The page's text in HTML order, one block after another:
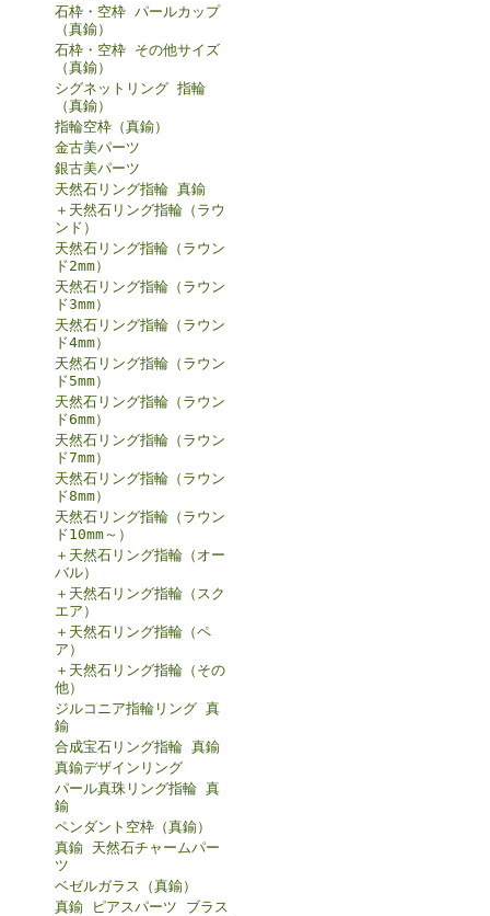
石枠・空枠 パールカップ
（真鍮）
石枠・空枠 その他サイズ
（真鍮）
シグネットリング 指輪
（真鍮）
指輪空枠（真鍮）
金古美パーツ
銀古美パーツ
天然石リング指輪 真鍮
＋天然石リング指輪（ラウ
ンド）
天然石リング指輪（ラウン
ド2mm）
天然石リング指輪（ラウン
ド3mm）
天然石リング指輪（ラウン
ド4mm）
天然石リング指輪（ラウン
ド5mm）
天然石リング指輪（ラウン
ド6mm）
天然石リング指輪（ラウン
ド7mm）
天然石リング指輪（ラウン
ド8mm）
天然石リング指輪（ラウン
ド10mm～）
＋天然石リング指輪（オー
バル）
＋天然石リング指輪（スク
エア）
＋天然石リング指輪（ペ
ア）
＋天然石リング指輪（その
他）
ジルコニア指輪リング 真
鍮
合成宝石リング指輪 真鍮
真鍮デザインリング
パール真珠リング指輪 真
鍮
ペンダント空枠（真鍮）
真鍮 天然石チャームパー
ツ
ベゼルガラス（真鍮）
真鍮 ピアスパーツ ブラス